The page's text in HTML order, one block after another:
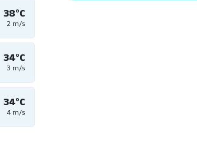
38°C
2 m/s
34°C
3 m/s
34°C
4 m/s